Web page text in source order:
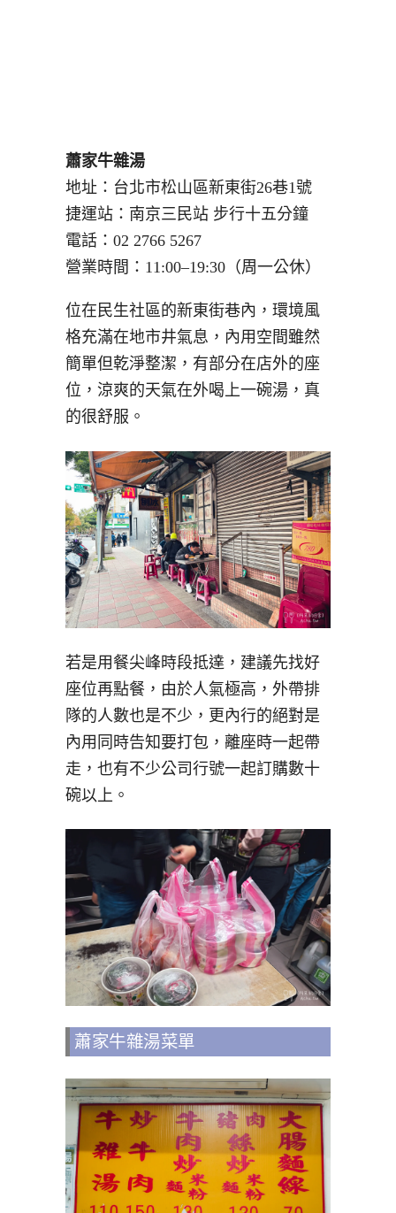
蕭家牛雜湯
地址：台北市松山區新東街26巷1號
捷運站：南京三民站 步行十五分鐘
電話：02 2766 5267
營業時間：11:00–19:30（周一公休）
位在民生社區的新東街巷內，環境風
格充滿在地市井氣息，內用空間雖然
簡單但乾淨整潔，有部分在店外的座
位，涼爽的天氣在外喝上一碗湯，真
的很舒服。
若是用餐尖峰時段抵達，建議先找好
座位再點餐，由於人氣極高，外帶排
隊的人數也是不少，更內行的絕對是
內用同時告知要打包，離座時一起帶
走，也有不少公司行號一起訂購數十
碗以上。
蕭家牛雜湯菜單